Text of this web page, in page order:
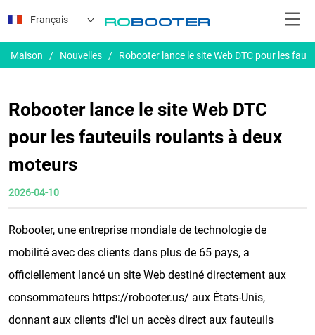
Français
Maison / Nouvelles / Robooter lance le site Web DTC pour les
Robooter lance le site Web DTC
pour les fauteuils roulants à deux
moteurs
2026-04-10
Robooter, une entreprise mondiale de technologie de
mobilité avec des clients dans plus de 65 pays, a
officiellement lancé un site Web destiné directement aux
consommateurs https://robooter.us/ aux États-Unis,
donnant aux clients d'ici un accès direct aux fauteuils